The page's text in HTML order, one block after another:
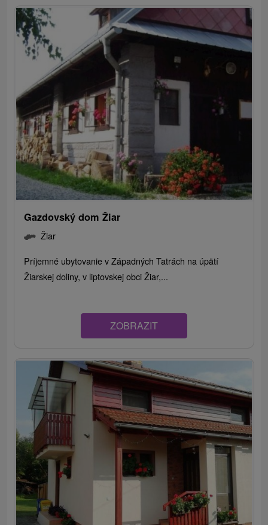
Gazdovský dom Žiar
Žiar
Príjemné ubytovanie v Západných Tatrách na úpätí
Žiarskej doliny, v liptovskej obci Žiar,...
ZOBRAZIT